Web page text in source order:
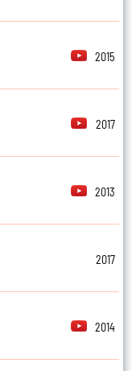
2015
2017
2013
2017
2014